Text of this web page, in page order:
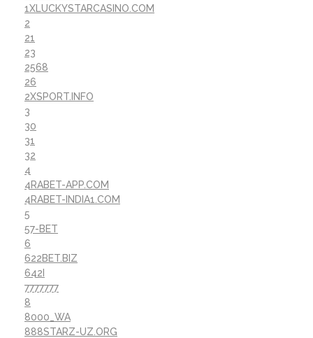
1XLUCKYSTARCASINO.COM
2
21
23
2568
26
2XSPORT.INFO
3
30
31
32
4
4RABET-APP.COM
4RABET-INDIA1.COM
5
57-BET
6
622BET.BIZ
642I
7777777
8
8000_WA
888STARZ-UZ.ORG